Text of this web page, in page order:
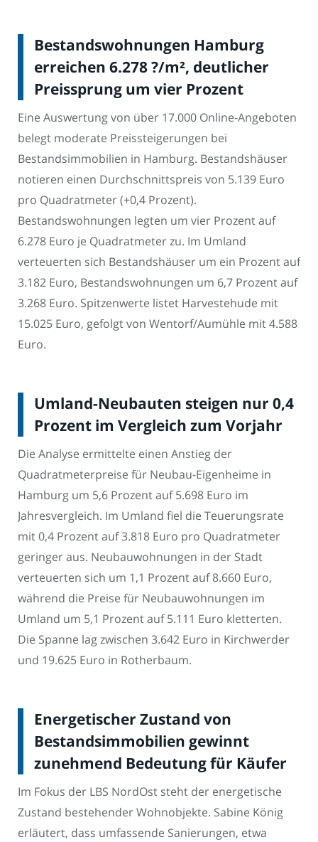
Bestandswohnungen Hamburg
erreichen 6.278 ?/m², deutlicher
Preissprung um vier Prozent
Eine Auswertung von über 17.000 Online-Angeboten
belegt moderate Preissteigerungen bei
Bestandsimmobilien in Hamburg. Bestandshäuser
notieren einen Durchschnittspreis von 5.139 Euro
pro Quadratmeter (+0,4 Prozent).
Bestandswohnungen legten um vier Prozent auf
6.278 Euro je Quadratmeter zu. Im Umland
verteuerten sich Bestands­häuser um ein Prozent auf
3.182 Euro, Bestandswohnungen um 6,7 Prozent auf
3.268 Euro. Spitzenwerte listet Harvestehude mit
15.025 Euro, gefolgt von Wentorf/Aumühle mit 4.588
Euro.
Umland-Neubauten steigen nur 0,4
Prozent im Vergleich zum Vorjahr
Die Analyse ermittelte einen Anstieg der
Quadratmeterpreise für Neubau-Eigenheime in
Hamburg um 5,6 Prozent auf 5.698 Euro im
Jahresvergleich. Im Umland fiel die Teuerungsrate
mit 0,4 Prozent auf 3.818 Euro pro Quadratmeter
geringer aus. Neubauwohnungen in der Stadt
verteuerten sich um 1,1 Prozent auf 8.660 Euro,
während die Preise für Neubauwohnungen im
Umland um 5,1 Prozent auf 5.111 Euro kletterten.
Die Spanne lag zwischen 3.642 Euro in Kirchwerder
und 19.625 Euro in Rotherbaum.
Energetischer Zustand von
Bestandsimmobilien gewinnt
zunehmend Bedeutung für Käufer
Im Fokus der LBS NordOst steht der energetische
Zustand bestehender Wohnobjekte. Sabine König
erläutert, dass umfassende Sanierungen, etwa